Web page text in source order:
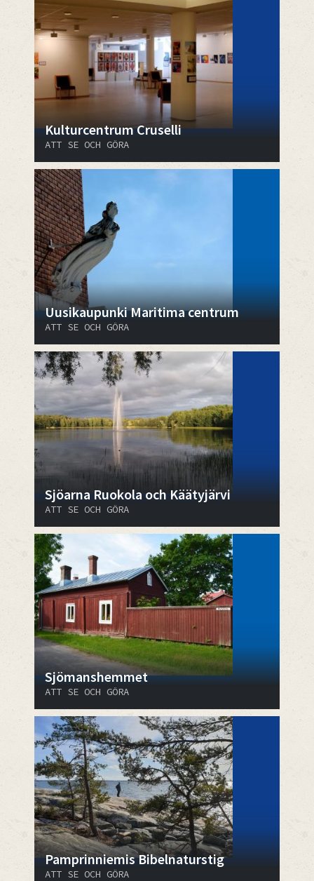
Kulturcentrum Cruselli
ATT SE OCH GÖRA
Uusikaupunki Maritima centrum
ATT SE OCH GÖRA
Sjöarna Ruokola och Käätyjärvi
ATT SE OCH GÖRA
Sjömanshemmet
ATT SE OCH GÖRA
Pamprinniemis Bibelnaturstig
ATT SE OCH GÖRA